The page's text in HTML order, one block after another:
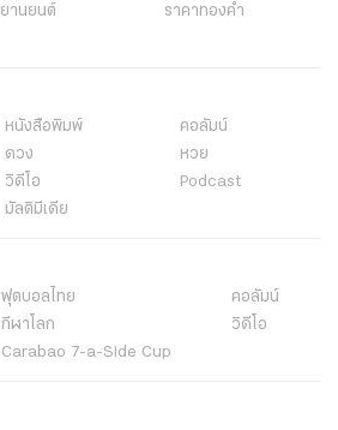
ยานยนต์
ราคาทองคำ
หนังสือพิมพ์
คอลัมน์
ดวง
หวย
วิดีโอ
Podcast
มัลติมีเดีย
ฟุตบอลไทย
คอลัมน์
กีฬาโลก
วิดีโอ
Carabao 7-a-Side Cup